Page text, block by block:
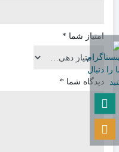
امتیاز شما *
دیدگاه شما *